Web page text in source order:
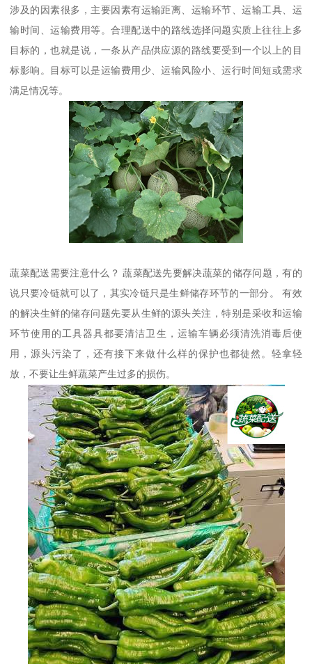
涉及的因素很多，主要因素有运输距离、运输环节、运输工具、运
输时间、运输费用等。合理配送中的路线选择问题实质上往往上多
目标的，也就是说，一条从产品供应源的路线要受到一个以上的目
标影响。目标可以是运输费用少、运输风险小、运行时间短或需求
满足情况等。
蔬菜配送需要注意什么？ 蔬菜配送先要解决蔬菜的储存问题，有的
说只要冷链就可以了，其实冷链只是生鲜储存环节的一部分。 有效
的解决生鲜的储存问题先要从生鲜的源头关注，特别是采收和运输
环节使用的工具器具都要清洁卫生，运输车辆必须清洗消毒后使
用，源头污染了，还有接下来做什么样的保护也都徒然。轻拿轻
放，不要让生鲜蔬菜产生过多的损伤。